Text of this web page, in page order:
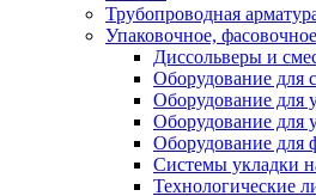
Трубопроводная
Упаковочное,
Диссольверы и
Оборудование для
Оборудование для
Оборудование для
Оборудование для
Системы укладки
Технологические